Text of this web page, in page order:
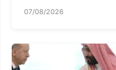
07/08/2026